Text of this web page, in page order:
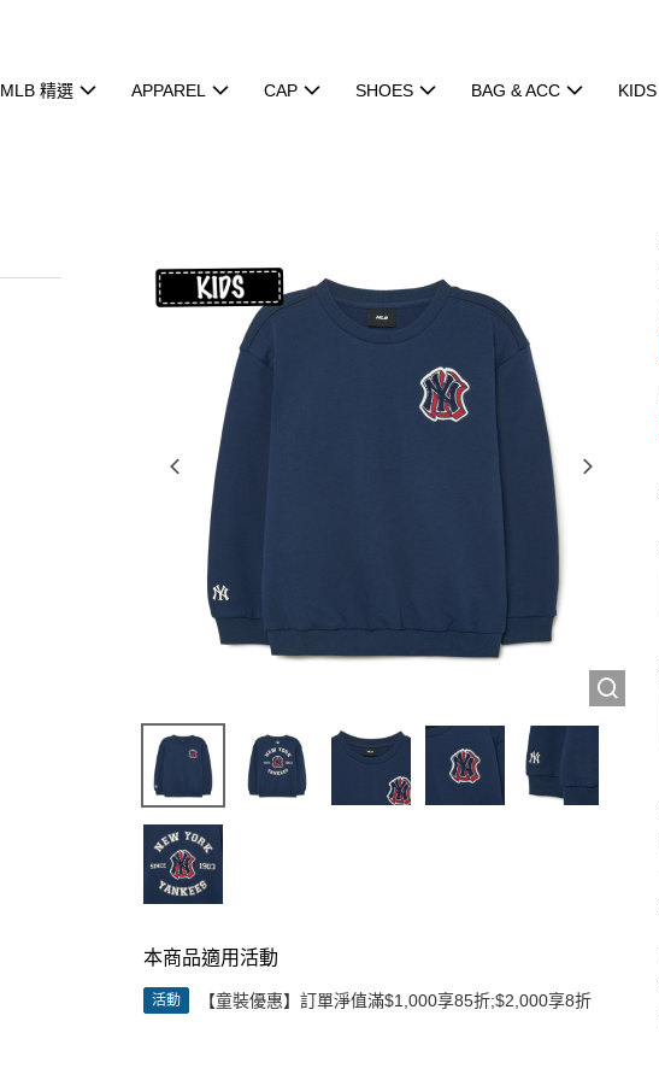
MLB 精選 APPAREL CAP SHOES BAG & ACC KIDS
本商品適用活動
活動 【童裝優惠】訂單淨值滿$1,000享85折;$2,000享8折